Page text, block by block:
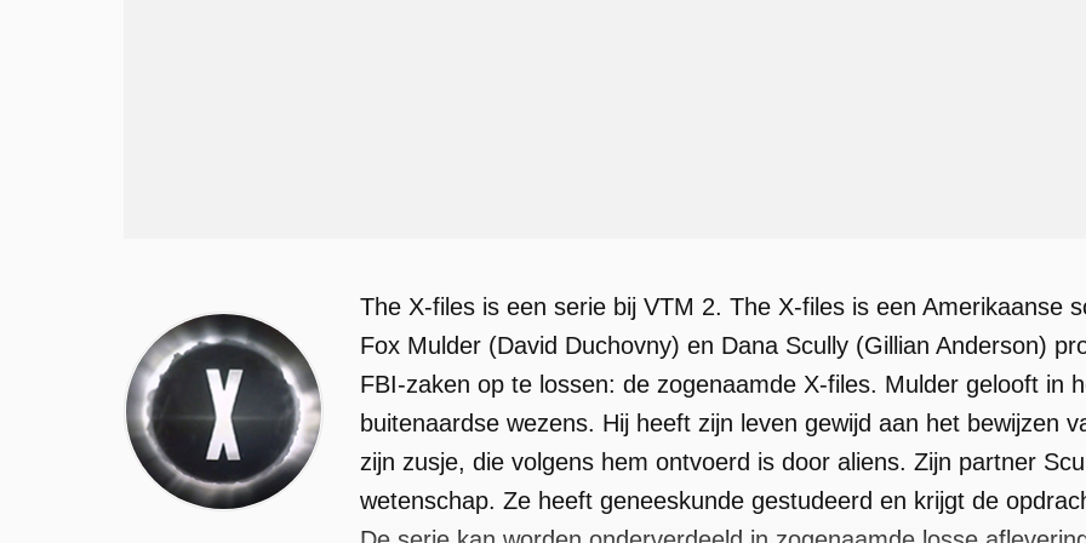
The X-files is een serie bij VTM 2. The X-files is een Amerikaanse
Fox Mulder (David Duchovny) en Dana Scully (Gillian Anderson)
FBI-zaken op te lossen: de zogenaamde X-files. Mulder gelooft in
buitenaardse wezens. Hij heeft zijn leven gewijd aan het bewijzen
zijn zusje, die volgens hem ontvoerd is door aliens. Zijn partner
wetenschap. Ze heeft geneeskunde gestudeerd en krijgt de